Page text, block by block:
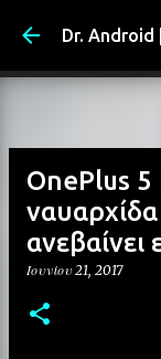
Dr. Android
OnePlus 5
ανεβαίνει
Ιουνίου 21, 2017